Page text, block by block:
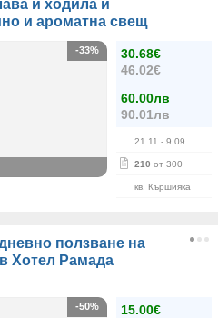
и ходила и
и ароматна свещ
30.68€
46.02€
60.00лв
90.01лв
21.11 - 9.09
210 от 300
кв. Кършияка
-33%
ползване на
Хотел Рамада
15.00€
-50%